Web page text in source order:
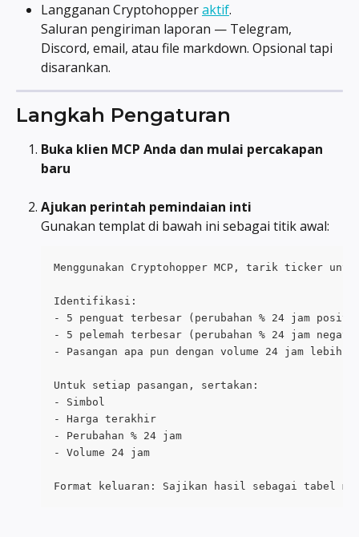
Langganan Cryptohopper aktif.
Saluran pengiriman laporan — Telegram,
Discord, email, atau file markdown. Opsional tapi
disarankan.
Langkah Pengaturan
Buka klien MCP Anda dan mulai percakapan
baru
Ajukan perintah pemindaian inti
Gunakan templat di bawah ini sebagai titik awal:
Menggunakan Cryptohopper MCP, tarik ticker
Identifikasi:
- 5 penguat terbesar (perubahan % 24 jam
- 5 pelemah terbesar (perubahan % 24 jam
- Pasangan apa pun dengan volume 24 jam
Untuk setiap pasangan, sertakan:
- Simbol
- Harga terakhir
- Perubahan % 24 jam
- Volume 24 jam
Format keluaran: Sajikan hasil sebagai tabel